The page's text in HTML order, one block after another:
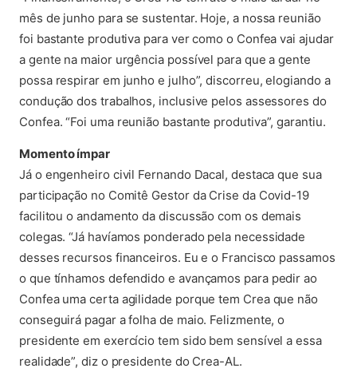
mês de junho para se sustentar. Hoje, a nossa reunião
foi bastante produtiva para ver como o Confea vai ajudar
a gente na maior urgência possível para que a gente
possa respirar em junho e julho”, discorreu, elogiando a
condução dos trabalhos, inclusive pelos assessores do
Confea. “Foi uma reunião bastante produtiva”, garantiu.
Momento ímpar
Já o engenheiro civil Fernando Dacal, destaca que sua
participação no Comitê Gestor da Crise da Covid-19
facilitou o andamento da discussão com os demais
colegas. “Já havíamos ponderado pela necessidade
desses recursos financeiros. Eu e o Francisco passamos
o que tínhamos defendido e avançamos para pedir ao
Confea uma certa agilidade porque tem Crea que não
conseguirá pagar a folha de maio. Felizmente, o
presidente em exercício tem sido bem sensível a essa
realidade”, diz o presidente do Crea-AL.